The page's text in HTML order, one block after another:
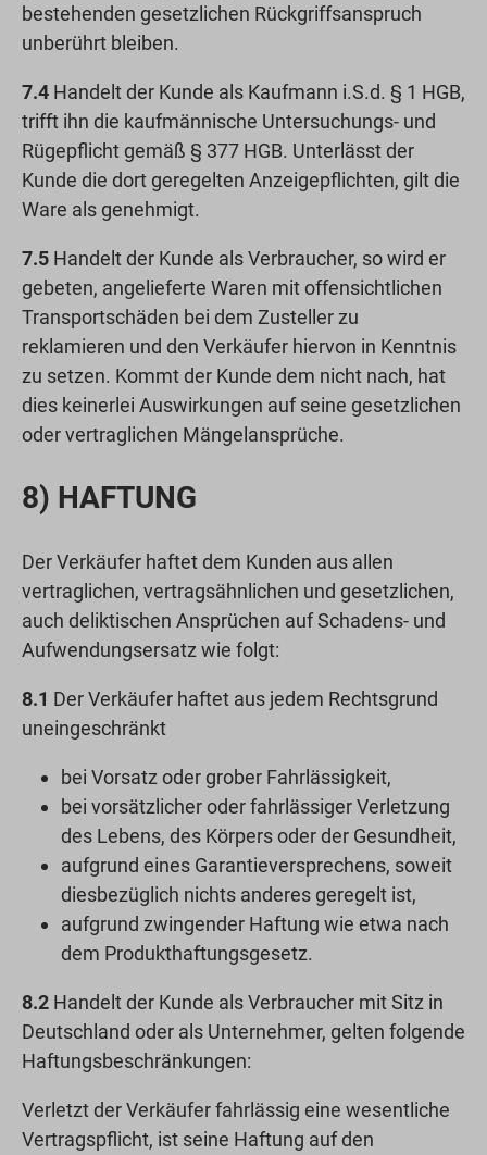
bestehenden gesetzlichen Rückgriffsanspruch
unberührt bleiben.
7.4 Handelt der Kunde als Kaufmann i.S.d. § 1 HGB,
trifft ihn die kaufmännische Untersuchungs- und
Rügepflicht gemäß § 377 HGB. Unterlässt der
Kunde die dort geregelten Anzeigepflichten, gilt die
Ware als genehmigt.
7.5 Handelt der Kunde als Verbraucher, so wird er
gebeten, angelieferte Waren mit offensichtlichen
Transportschäden bei dem Zusteller zu
reklamieren und den Verkäufer hiervon in Kenntnis
zu setzen. Kommt der Kunde dem nicht nach, hat
dies keinerlei Auswirkungen auf seine gesetzlichen
oder vertraglichen Mängelansprüche.
8) HAFTUNG
Der Verkäufer haftet dem Kunden aus allen
vertraglichen, vertragsähnlichen und gesetzlichen,
auch deliktischen Ansprüchen auf Schadens- und
Aufwendungsersatz wie folgt:
8.1 Der Verkäufer haftet aus jedem Rechtsgrund
uneingeschränkt
bei Vorsatz oder grober Fahrlässigkeit,
bei vorsätzlicher oder fahrlässiger Verletzung
des Lebens, des Körpers oder der Gesundheit,
aufgrund eines Garantieversprechens, soweit
diesbezüglich nichts anderes geregelt ist,
aufgrund zwingender Haftung wie etwa nach
dem Produkthaftungsgesetz.
8.2 Handelt der Kunde als Verbraucher mit Sitz in
Deutschland oder als Unternehmer, gelten folgende
Haftungsbeschränkungen:
Verletzt der Verkäufer fahrlässig eine wesentliche
Vertragspflicht, ist seine Haftung auf den